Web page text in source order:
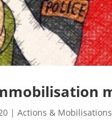
|Actions & Mobilisations